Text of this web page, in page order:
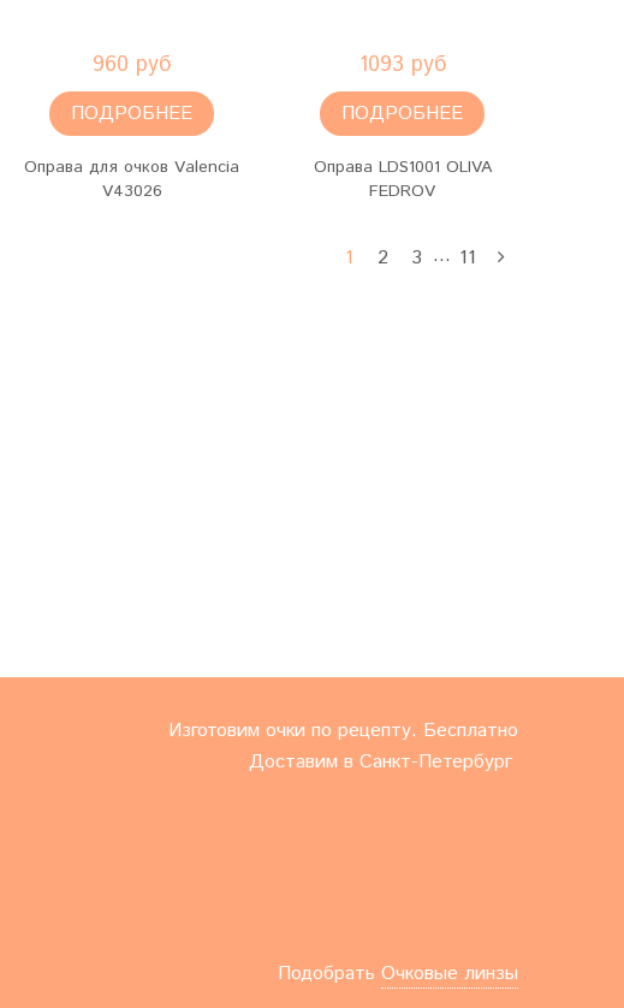
960 руб
ПОДРОБНЕЕ
Оправа для очков Valencia
V43026
1093 руб
ПОДРОБНЕЕ
Оправа LDS1001 OLIVA
FEDROV
1 2 3 … 11
Изготовим очки по рецепту. Бесплатно
Доставим в Санкт-Петербург
Подобрать Очковые линзы